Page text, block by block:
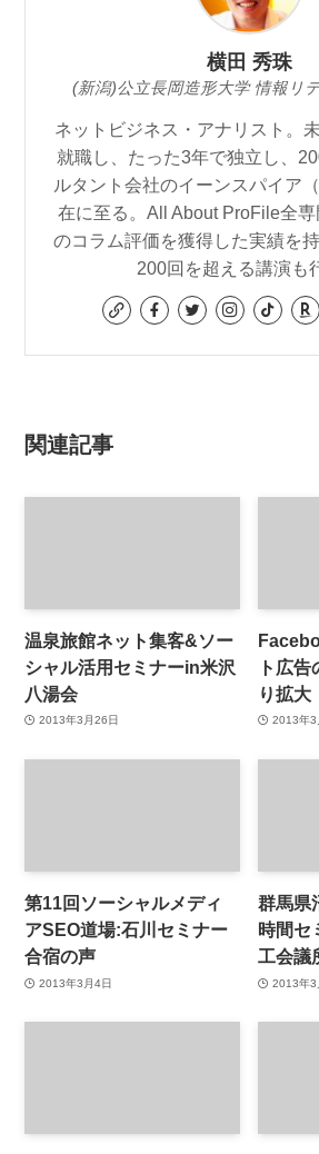
横田 秀珠
(新潟)公立長岡造形大学 情報リ
ネットビジネス・アナリスト。
就職し、たった3年で独立し、
ルタント会社のイーンスパイア
在に至る。All About ProFile全
のコラム評価を獲得した実績を
200回を超える講演も
関連記事
温泉旅館ネット集客&ソー
シャル活用セミナーin米沢
八湯会
2013年3月26日
ト広
り拡大
2013年3
第11回ソーシャルメディ
アSEO道場:石川セミナー
合宿の声
2013年3月4日
群馬県
時間セ
工会議
2013年3